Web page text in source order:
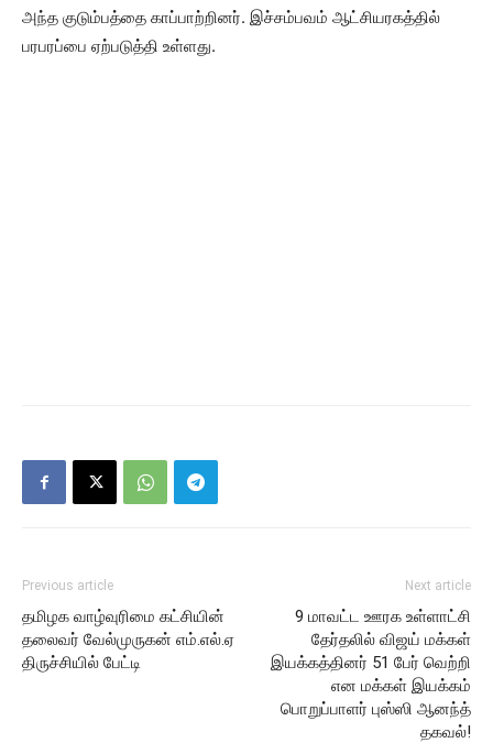
அந்த குடும்பத்தை காப்பாற்றினர். இச்சம்பவம் ஆட்சியரகத்தில்
பரபரப்பை ஏற்படுத்தி உள்ளது.
Previous article
தமிழக வாழ்வுரிமை கட்சியின்
தலைவர் வேல்முருகன் எம்.எல்.ஏ
திருச்சியில் பேட்டி
Next article
9 மாவட்ட ஊரக உள்ளாட்சி
தேர்தலில் விஜய் மக்கள்
இயக்கத்தினர் 51 பேர் வெற்றி
என மக்கள் இயக்கம்
பொறுப்பாளர் புஸ்ஸி ஆனந்த்
தகவல்!